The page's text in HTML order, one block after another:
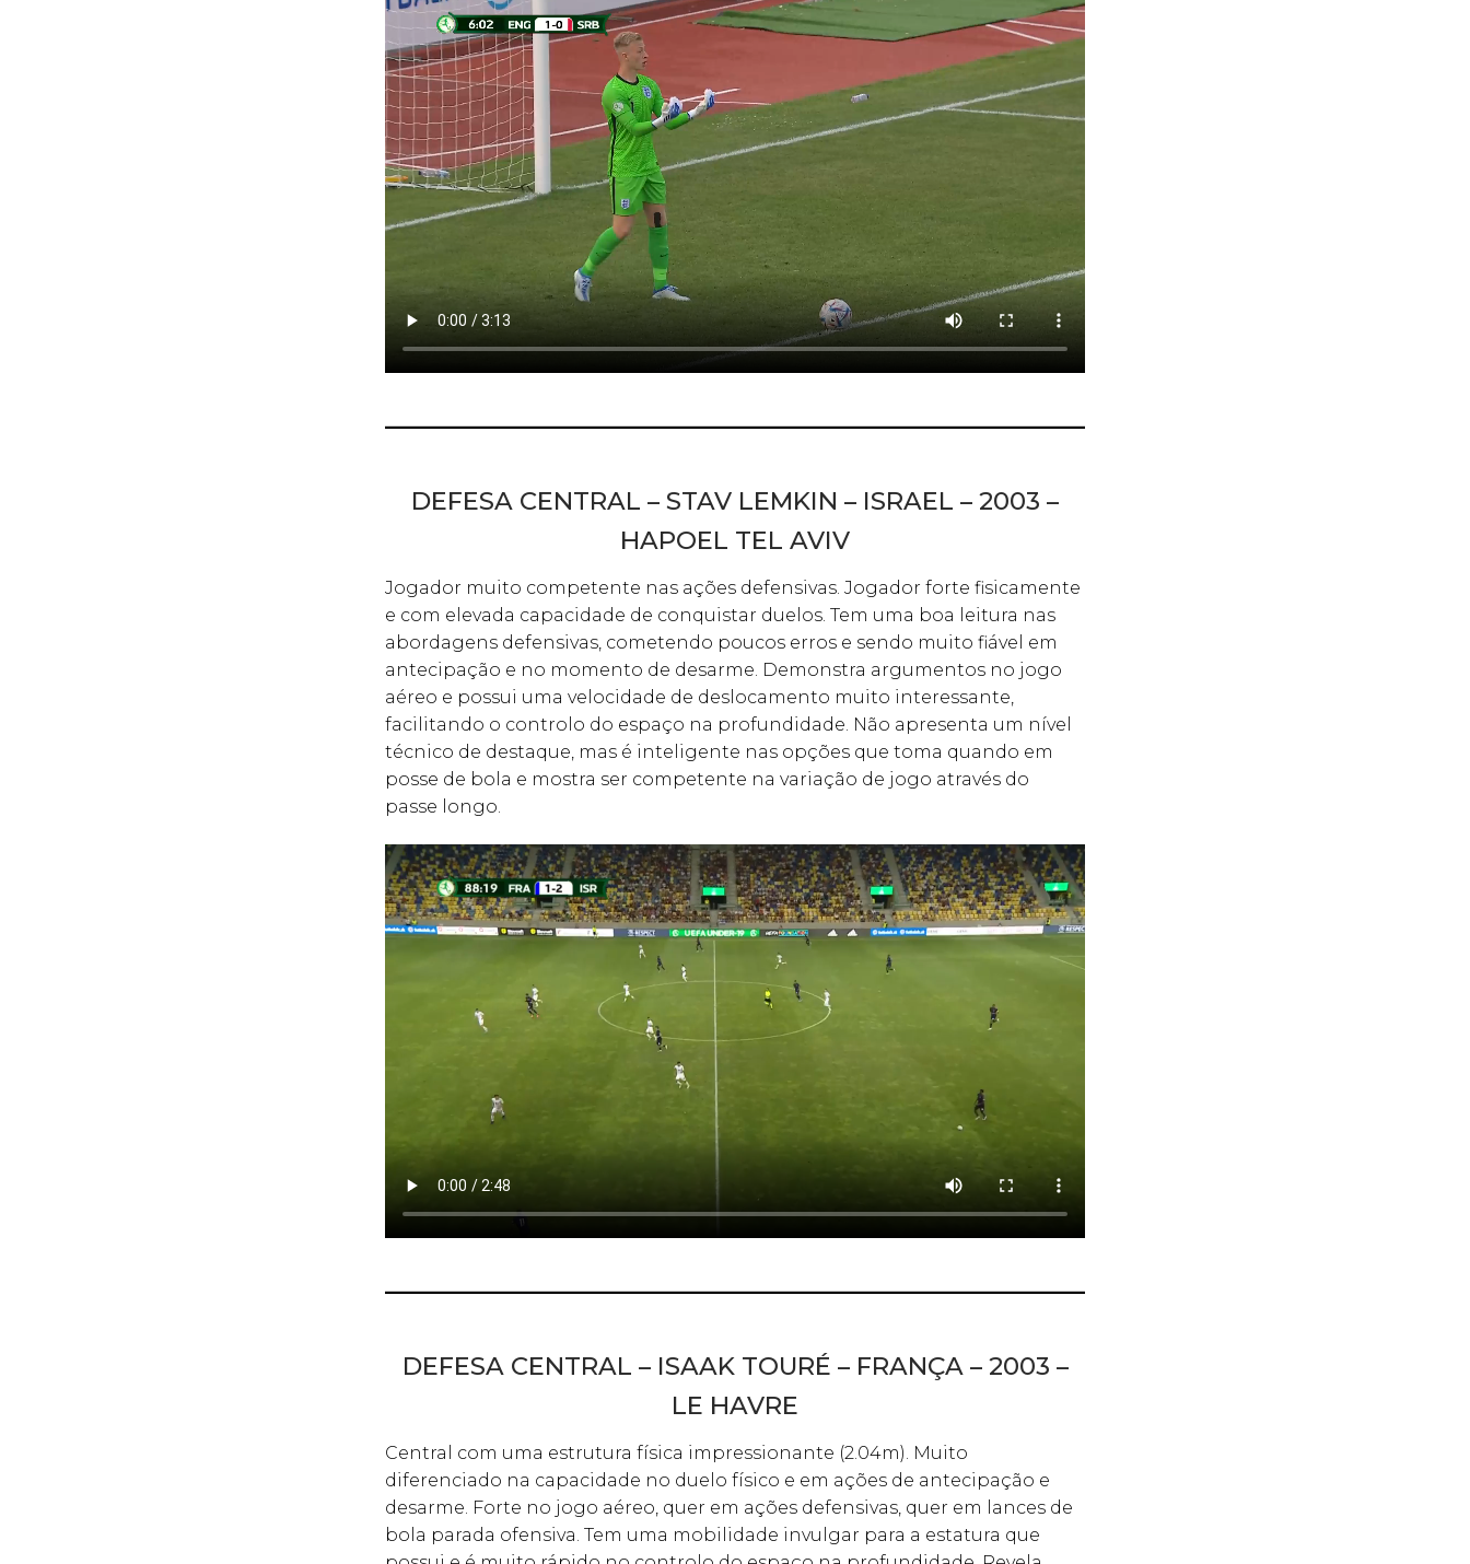
DEFESA CENTRAL – STAV LEMKIN – ISRAEL – 2003 –
HAPOEL TEL AVIV
Jogador muito competente nas ações defensivas. Jogador forte fisicamente
e com elevada capacidade de conquistar duelos. Tem uma boa leitura nas
abordagens defensivas, cometendo poucos erros e sendo muito fiável em
antecipação e no momento de desarme. Demonstra argumentos no jogo
aéreo e possui uma velocidade de deslocamento muito interessante,
facilitando o controlo do espaço na profundidade. Não apresenta um nível
técnico de destaque, mas é inteligente nas opções que toma quando em
posse de bola e mostra ser competente na variação de jogo através do
passe longo.
DEFESA CENTRAL – ISAAK TOURÉ – FRANÇA – 2003 –
LE HAVRE
Central com uma estrutura física impressionante (2.04m). Muito
diferenciado na capacidade no duelo físico e em ações de antecipação e
desarme. Forte no jogo aéreo, quer em ações defensivas, quer em lances de
bola parada ofensiva. Tem uma mobilidade invulgar para a estatura que